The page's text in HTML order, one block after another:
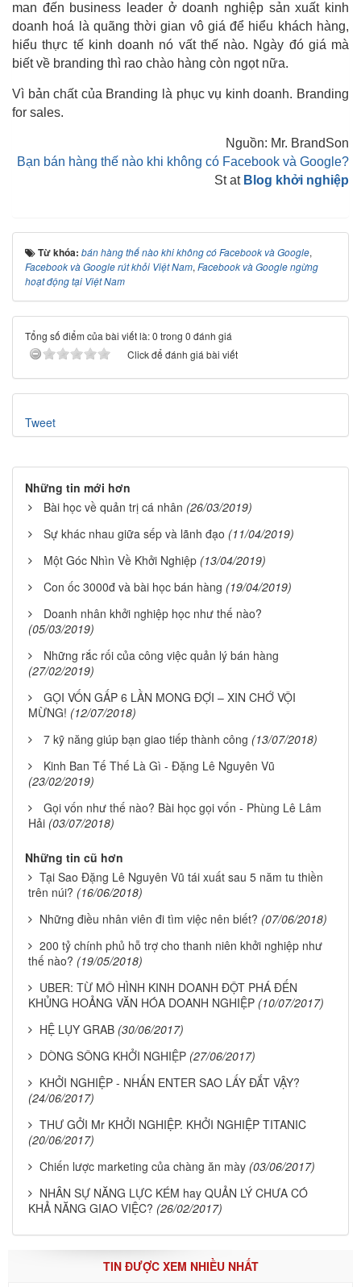
man đến business leader ở doanh nghiệp sản xuất kinh
doanh hoá là quãng thời gian vô giá để hiểu khách hàng,
hiểu thực tế kinh doanh nó vất thế nào. Ngày đó giá mà
biết về branding thì rao chào hàng còn ngọt nữa.
Vì bản chất của Branding là phục vụ kinh doanh. Branding
for sales.
Nguồn: Mr. BrandSon
Bạn bán hàng thế nào khi không có Facebook và Google?
St at Blog khởi nghiệp
Từ khóa: bán hàng thế nào khi không có Facebook và Google,
Facebook và Google rút khỏi Việt Nam, Facebook và Google ngừng
hoạt động tại Việt Nam
Tổng số điểm của bài viết là: 0 trong 0 đánh giá
Click để đánh giá bài viết
Tweet
Những tin mới hơn
Bài học về quản trị cá nhân (26/03/2019)
Sự khác nhau giữa sếp và lãnh đạo (11/04/2019)
Một Góc Nhìn Về Khởi Nghiệp (13/04/2019)
Con ốc 3000đ và bài học bán hàng (19/04/2019)
Doanh nhân khởi nghiệp học như thế nào?
(05/03/2019)
Những rắc rối của công việc quản lý bán hàng
(27/02/2019)
GỌI VỐN GẤP 6 LẦN MONG ĐỢI – XIN CHỚ VỘI
MỪNG! (12/07/2018)
7 kỹ năng giúp bạn giao tiếp thành công (13/07/2018)
Kinh Ban Tế Thế Là Gì - Đặng Lê Nguyên Vũ
(23/02/2019)
Gọi vốn như thế nào? Bài học gọi vốn - Phùng Lê Lâm
Hải (03/07/2018)
Những tin cũ hơn
Tại Sao Đặng Lê Nguyên Vũ tái xuất sau 5 năm tu thiền
trên núi? (16/06/2018)
Những điều nhân viên đi tìm việc nên biết? (07/06/2018)
200 tỷ chính phủ hỗ trợ cho thanh niên khởi nghiệp như
thế nào? (19/05/2018)
UBER: TỪ MÔ HÌNH KINH DOANH ĐỘT PHÁ ĐẾN
KHỦNG HOẢNG VĂN HÓA DOANH NGHIỆP (10/07/2017)
HỆ LỤY GRAB (30/06/2017)
DÒNG SÔNG KHỞI NGHIỆP (27/06/2017)
KHỞI NGHIỆP - NHẤN ENTER SAO LẤY ĐẮT VẬY?
(24/06/2017)
THƯ GỞI Mr KHỞI NGHIỆP. KHỞI NGHIỆP TITANIC
(20/06/2017)
Chiến lược marketing của chàng ăn mày (03/06/2017)
NHÂN SỰ NĂNG LỰC KÉM hay QUẢN LÝ CHƯA CÓ
KHẢ NĂNG GIAO VIỆC? (26/02/2017)
TIN ĐƯỢC XEM NHIỀU NHẤT